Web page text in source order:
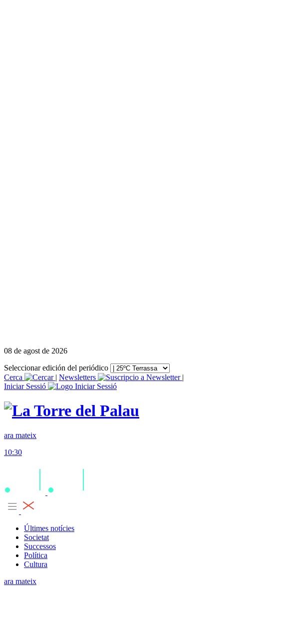
08 de agost de 2026
Seleccionar edición del periódico
Cerca
| Newsletters
|
Iniciar Sessió
ara mateix
10:30
Últimes notícies
Societat
Successos
Política
Cultura
ara mateix